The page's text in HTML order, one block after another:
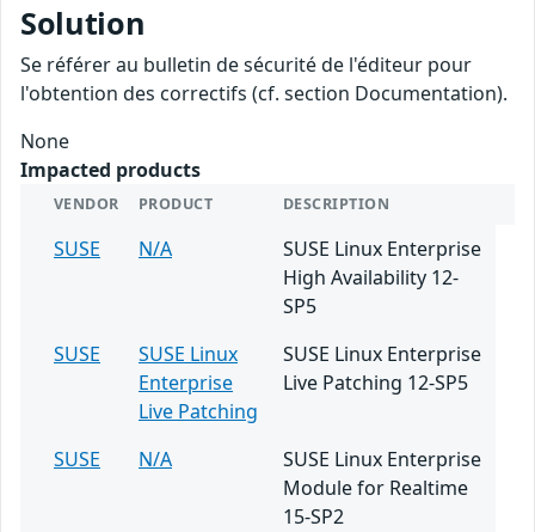
Solution
Se référer au bulletin de sécurité de l'éditeur pour
l'obtention des correctifs (cf. section Documentation).
None
Impacted products
VENDOR PRODUCT DESCRIPTION
SUSE N/A
SUSE Linux Enterprise
High Availability 12-
SP5
SUSE
SUSE Linux
Enterprise
Live Patching
SUSE Linux Enterprise
Live Patching 12-SP5
SUSE N/A
SUSE Linux Enterprise
Module for Realtime
15-SP2